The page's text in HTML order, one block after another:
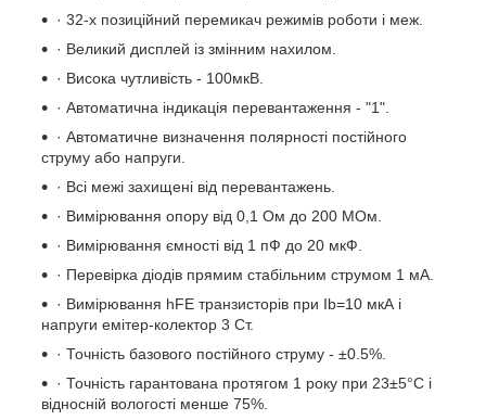
· 32-х позиційний перемикач режимів роботи і меж.
· Великий дисплей із змінним нахилом.
· Висока чутливість - 100мкВ.
· Автоматична індикація перевантаження - "1".
· Автоматичне визначення полярності постійного
струму або напруги.
· Всі межі захищені від перевантажень.
· Вимірювання опору від 0,1 Ом до 200 МОм.
· Вимірювання ємності від 1 пФ до 20 мкФ.
· Перевірка діодів прямим стабільним струмом 1 мА.
· Вимірювання hFE транзисторів при Ib=10 мкА і
напруги емітер-колектор 3 Ст.
· Точність базового постійного струму - ±0.5%.
· Точність гарантована протягом 1 року при 23±5°С і
відносній вологості менше 75%.